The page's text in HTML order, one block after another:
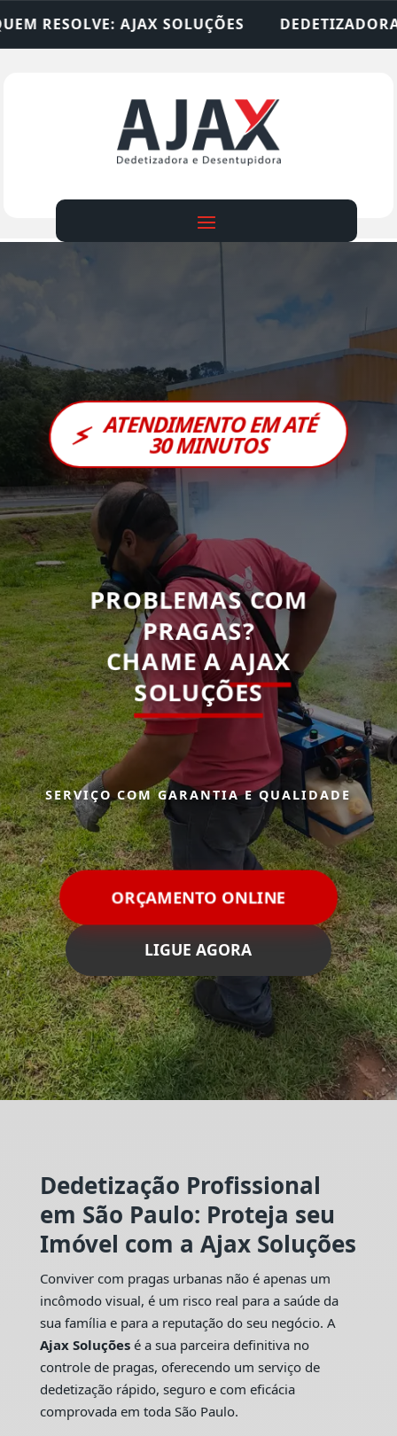
DEDETIZADORA • DESENTUPIDORA •
⚡ ATENDIMENTO EM ATÉ
30 MINUTOS
PROBLEMAS COM
PRAGAS?
CHAME AAJAX
SOLUÇÕES
SERVIÇO COM GARANTIA E QUALIDADE
ORÇAMENTO ONLINE
LIGUE AGORA
Dedetização Profissional
em São Paulo: Proteja seu
Imóvel com a Ajax Soluções
Conviver com pragas urbanas não é apenas um
incômodo visual, é um risco real para a saúde da
sua família e para a reputação do seu negócio. A
Ajax Soluçõesé a sua parceira definitiva no
controle de pragas, oferecendo um serviço de
dedetização rápido, seguro e com eficácia
comprovada em toda São Paulo.